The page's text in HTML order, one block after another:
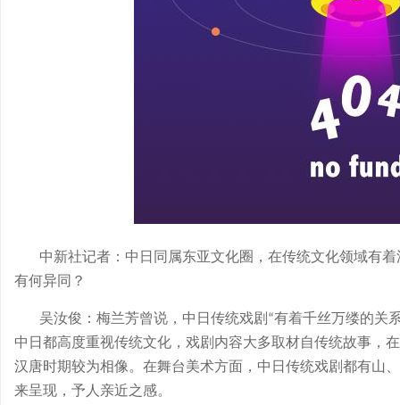
中新社记者：中日同属东亚文化圈，在传统文化领域有
有何异同？
吴汝俊：梅兰芳曾说，中日传统戏剧 “有着千丝万缕的关
中日都高度重视传统文化，戏剧内容大多取材自传统故事，
汉唐时期较为相像。在舞台美术方面，中日传统戏剧都有山
来呈现，予人亲近之感。